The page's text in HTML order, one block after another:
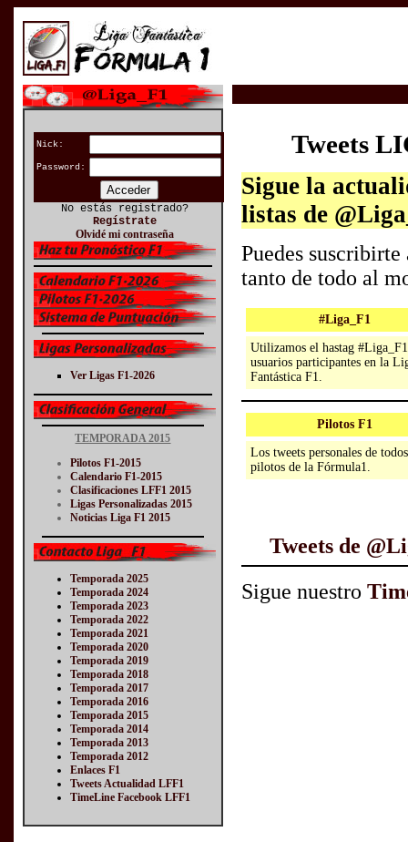
Tweets
Sigue la
listas de
Puedes
tanto de todo al
#Liga_F1
Utilizamos el hastag
usuarios participantes en la
Fantástica F1.
Pilotos F1
Los tweets personales de
pilotos de la Fórmula1.
Tweets de
Sigue nuestro
Nick:
Password:
No estás registrado?
Regístrate
Olvidé mi contraseña
Ver Ligas F1-2026
TEMPORADA 2015
Pilotos F1-2015
Calendario F1-2015
Clasificaciones LFF1 2015
Ligas Personalizadas 2015
Noticias Liga F1 2015
Temporada 2025
Temporada 2024
Temporada 2023
Temporada 2022
Temporada 2021
Temporada 2020
Temporada 2019
Temporada 2018
Temporada 2017
Temporada 2016
Temporada 2015
Temporada 2014
Temporada 2013
Temporada 2012
Enlaces F1
Tweets Actualidad LFF1
TimeLine Facebook LFF1